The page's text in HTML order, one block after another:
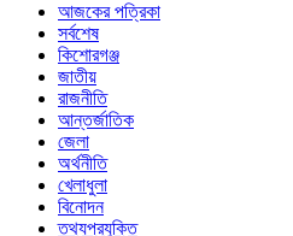
আজকের পত্রিকা
সর্বশেষ
কিশোরগঞ্জ
জাতীয়
রাজনীতি
আন্তর্জাতিক
জেলা
অর্থনীতি
খেলাধুলা
বিনোদন
তথ্যপ্রযুক্তি